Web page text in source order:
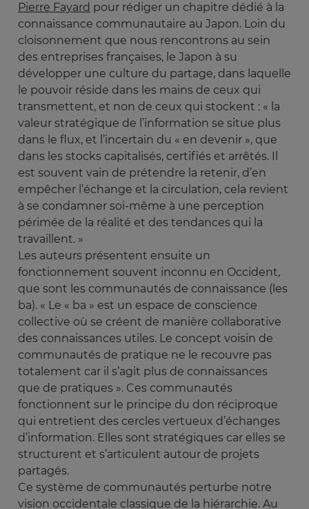
Pierre Fayard pour rédiger un chapitre dédié à la
connaissance communautaire au Japon. Loin du
cloisonnement que nous rencontrons au sein
des entreprises françaises, le Japon à su
développer une culture du partage, dans laquelle
le pouvoir réside dans les mains de ceux qui
transmettent, et non de ceux qui stockent : « la
valeur stratégique de l’information se situe plus
dans le flux, et l’incertain du « en devenir », que
dans les stocks capitalisés, certifiés et arrêtés. Il
est souvent vain de prétendre la retenir, d’en
empêcher l’échange et la circulation, cela revient
à se condamner soi-même à une perception
périmée de la réalité et des tendances qui la
travaillent. »
Les auteurs présentent ensuite un
fonctionnement souvent inconnu en Occident,
que sont les communautés de connaissance (les
ba). « Le « ba » est un espace de conscience
collective où se créent de manière collaborative
des connaissances utiles. Le concept voisin de
communautés de pratique ne le recouvre pas
totalement car il s’agit plus de connaissances
que de pratiques ». Ces communautés
fonctionnent sur le principe du don réciproque
qui entretient des cercles vertueux d’échanges
d’information. Elles sont stratégiques car elles se
structurent et s’articulent autour de projets
partagés.
Ce système de communautés perturbe notre
vision occidentale classique de la hiérarchie. Au